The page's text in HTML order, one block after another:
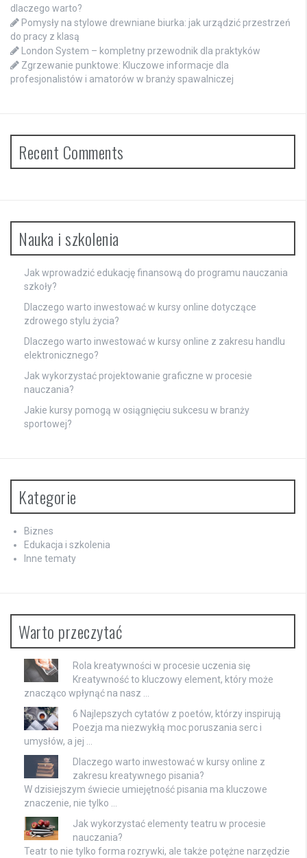
dlaczego warto?
Pomysły na stylowe drewniane biurka: jak urządzić przestrzeń
do pracy z klasą
London System – kompletny przewodnik dla praktyków
Zgrzewanie punktowe: Kluczowe informacje dla
profesjonalistów i amatorów w branży spawalniczej
Recent Comments
Nauka i szkolenia
Jak wprowadzić edukację finansową do programu nauczania
szkoły?
Dlaczego warto inwestować w kursy online dotyczące
zdrowego stylu życia?
Dlaczego warto inwestować w kursy online z zakresu handlu
elektronicznego?
Jak wykorzystać projektowanie graficzne w procesie
nauczania?
Jakie kursy pomogą w osiągnięciu sukcesu w branży
sportowej?
Kategorie
Biznes
Edukacja i szkolenia
Inne tematy
Warto przeczytać
Rola kreatywności w procesie uczenia się
Kreatywność to kluczowy element, który może
znacząco wpłynąć na nasz …
6 Najlepszych cytatów z poetów, którzy inspirują
Poezja ma niezwykłą moc poruszania serc i
umysłów, a jej …
Dlaczego warto inwestować w kursy online z
zakresu kreatywnego pisania?
W dzisiejszym świecie umiejętność pisania ma kluczowe
znaczenie, nie tylko …
Jak wykorzystać elementy teatru w procesie
nauczania?
Teatr to nie tylko forma rozrywki, ale także potężne narzędzie